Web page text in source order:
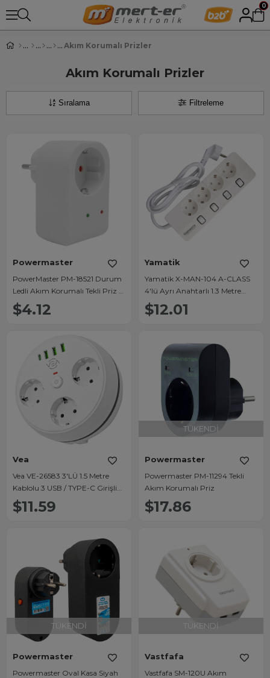
0
Akım Korumalı Prizler
Akım Korumalı Prizler
Filtreleme
Sıralama
Powermaster
PowerMaster PM-18521 Durum
Ledli Akım Korumalı Tekli Priz 16
Amper - 3500 Watt Tekli Beyaz
$4.12
Yamatik
Yamatik X-MAN-104 A-CLASS
4'lü Ayrı Anahtarlı 1.3 Metre
Akım Korumalı Grup Priz 1400
Joule
$12.01
Vea
Vea VE-26583 3'LÜ 1.5 Metre
Kablolu 3 USB / TYPE-C Girişli
Akım Korumalı Grup Priz
$11.59
TÜKENDI
Powermaster
Powermaster PM-11294 Tekli
Akım Korumalı Priz
$17.86
TÜKENDI
Powermaster
Powermaster Oval Kasa Siyah
TÜKENDI
Vastfafa
Vastfafa SM-120U Akım